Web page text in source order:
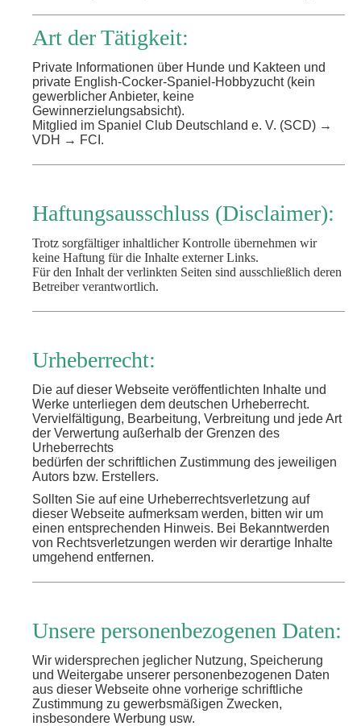
Art der Tätigkeit:
Private Informationen über Hunde und Kakteen und
private English-Cocker-Spaniel-Hobbyzucht (kein
gewerblicher Anbieter, keine
Gewinnerzielungsabsicht).
Mitglied im Spaniel Club Deutschland e. V. (SCD) →
VDH → FCI.
Haftungsausschluss (Disclaimer):
Trotz sorgfältiger inhaltlicher Kontrolle übernehmen wir
keine Haftung für die Inhalte externer Links.
Für den Inhalt der verlinkten Seiten sind ausschließlich deren
Betreiber verantwortlich.
Urheberrecht:
Die auf dieser Webseite veröffentlichten Inhalte und
Werke unterliegen dem deutschen Urheberrecht.
Vervielfältigung, Bearbeitung, Verbreitung und jede Art
der Verwertung außerhalb der Grenzen des
Urheberrechts
bedürfen der schriftlichen Zustimmung des jeweiligen
Autors bzw. Erstellers.
Sollten Sie auf eine Urheberrechtsverletzung auf
dieser Webseite aufmerksam werden, bitten wir um
einen entsprechenden Hinweis. Bei Bekanntwerden
von Rechtsverletzungen werden wir derartige Inhalte
umgehend entfernen.
Unsere personenbezogenen Daten:
Wir widersprechen jeglicher Nutzung, Speicherung
und Weitergabe unserer personenbezogenen Daten
aus dieser Webseite ohne vorherige schriftliche
Zustimmung zu gewerbsmäßigen Zwecken,
insbesondere Werbung usw.